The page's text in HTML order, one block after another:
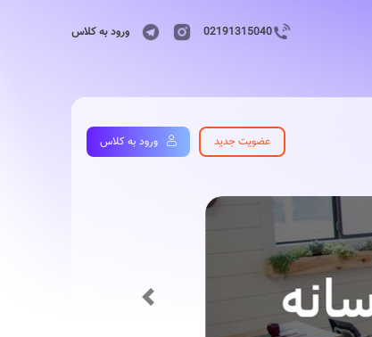
02191315040 ورود به کلاس
عضویت جدید ورود به کلاس
Previous